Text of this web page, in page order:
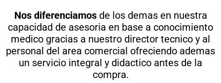
Nos diferenciamosde los demas en nuestra
capacidad de asesoria en base a conocimiento
medico gracias a nuestro director tecnico y al
personal del area comercial ofreciendo ademas
un servicio integral y didactico antes de la
compra.